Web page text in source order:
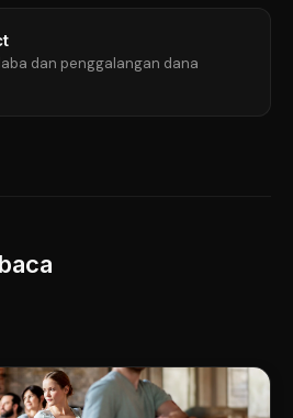
dan penggalangan dana